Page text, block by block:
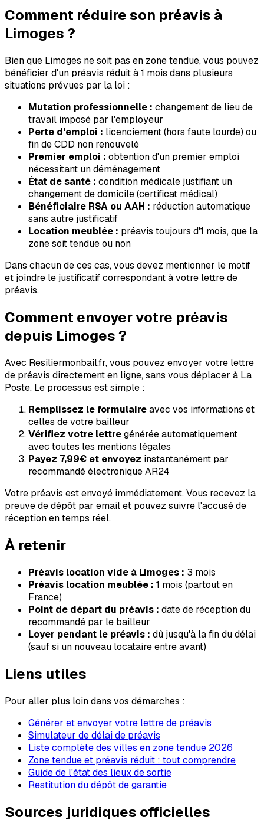
Comment réduire son préavis à
Limoges?
Bien que Limoges ne soit pas en zone tendue, vous pouvez
bénéficier d'un préavis réduit à 1 mois dans plusieurs
situations prévues par la loi :
Mutation professionnelle : changement de lieu de
travail imposé par l'employeur
Perte d'emploi : licenciement (hors faute lourde) ou
fin de CDD non renouvelé
Premier emploi : obtention d'un premier emploi
nécessitant un déménagement
État de santé : condition médicale justifiant un
changement de domicile (certificat médical)
Bénéficiaire RSA ou AAH : réduction automatique
sans autre justificatif
Location meublée : préavis toujours d'1 mois, que la
zone soit tendue ou non
Dans chacun de ces cas, vous devez mentionner le motif
et joindre le justificatif correspondant à votre lettre de
préavis.
Comment envoyer votre préavis
depuis Limoges?
Avec Resiliermonbail.fr, vous pouvez envoyer votre lettre
de préavis directement en ligne, sans vous déplacer à La
Poste. Le processus est simple :
Remplissez le formulaireavec vos informations et
celles de votre bailleur
Vérifiez votre lettregénérée automatiquement
avec toutes les mentions légales
Payez 7,99€ et envoyez instantanément par
recommandé électronique AR24
Votre préavis est envoyé immédiatement. Vous recevez la
preuve de dépôt par email et pouvez suivre l'accusé de
réception en temps réel.
À retenir
Préavis location vide à Limoges : 3 mois
Préavis location meublée : 1 mois (partout en
France)
Point de départ du préavis : date de réception du
recommandé par le bailleur
Loyer pendant le préavis : dû jusqu'à la fin du délai
(sauf si un nouveau locataire entre avant)
Liens utiles
Pour aller plus loin dans vos démarches :
Générer et envoyer votre lettre de préavis
Simulateur de délai de préavis
Liste complète des villes en zone tendue 2026
Zone tendue et préavis réduit : tout comprendre
Guide de l'état des lieux de sortie
Restitution du dépôt de garantie
Sources juridiques officielles